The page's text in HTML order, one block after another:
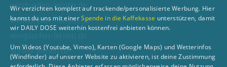
windsurfen-lernen.de
wellenreiten-lernen.de
surfen-lernen.de
GERMAN
Wir verzichten komplett auf trackende/personalisierte Werbung. Hier
kannst du uns mit einerSpende in die Kaffekasse unterstützen, damit
wir DAILY DOSE weiterhin kostenfrei anbieten können.
Um Videos (Youtube, Vimeo), Karten (Google Maps) und Wetterinfos
(Windfinder) auf unserer Website zu aktivieren, ist deine Zustimmung